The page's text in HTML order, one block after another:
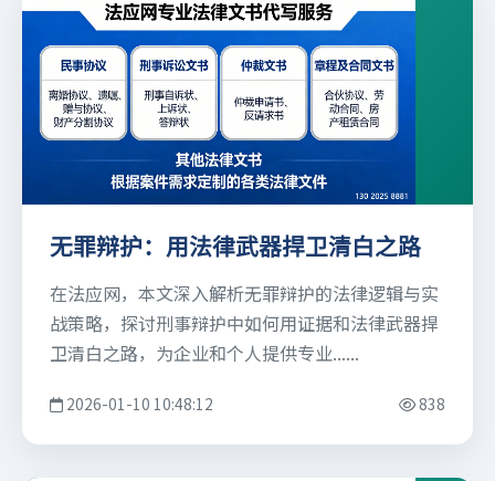
无罪辩护：用法律武器捍卫清白之路
在法应网，本文深入解析无罪辩护的法律逻辑与实
战策略，探讨刑事辩护中如何用证据和法律武器捍
卫清白之路，为企业和个人提供专业......
2026-01-10 10:48:12 838